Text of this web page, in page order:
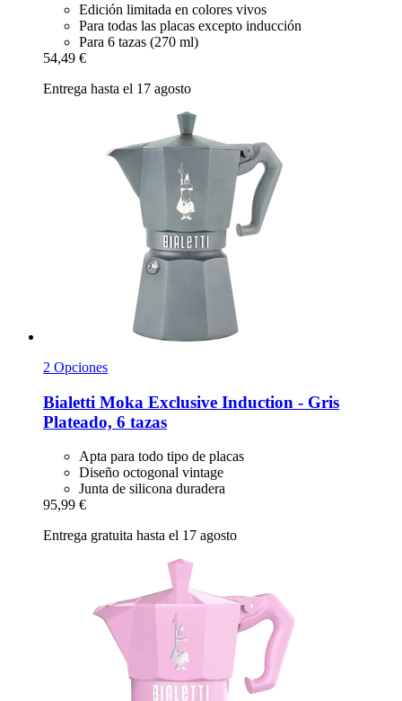
Edición limitada en colores vivos
Para todas las placas excepto inducción
Para 6 tazas (270 ml)
54,49 €
Entrega hasta el 17 agosto
2 Opciones
Bialetti Moka Exclusive Induction -​ Gris
Plateado, 6 tazas
Apta para todo tipo de placas
Diseño octogonal vintage
Junta de silicona duradera
95,99 €
Entrega gratuita hasta el 17 agosto